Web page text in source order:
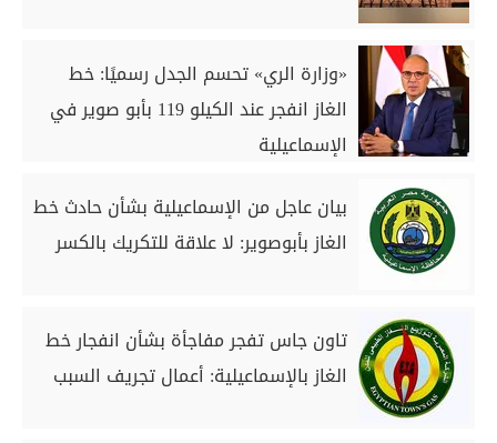
«وزارة الري» تحسم الجدل رسميًا: خط
الغاز انفجر عند الكيلو 119 بأبو صوير في
الإسماعيلية
بيان عاجل من الإسماعيلية بشأن حادث خط
الغاز بأبوصوير: لا علاقة للتكريك بالكسر
تاون جاس تفجر مفاجأة بشأن انفجار خط
الغاز بالإسماعيلية: أعمال تجريف السبب